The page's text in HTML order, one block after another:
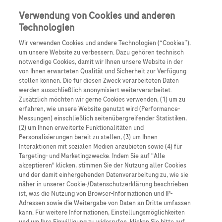
Anmelden
Studiengeflüster - DER Podcast für alle, die
Verwendung von Cookies und anderen
Technologien
Wir verwenden Cookies und andere Technologien (“Cookies”),
um unsere Website zu verbessern. Dazu gehören technisch
notwendige Cookies, damit wir Ihnen unsere Website in der
von Ihnen erwarteten Qualität und Sicherheit zur Verfügung
stellen können. Die für diesen Zweck verarbeiteten Daten
werden ausschließlich anonymisiert weiterverarbeitet.
Zusätzlich möchten wir gerne Cookies verwenden, (1) um zu
erfahren, wie unsere Website genutzt wird (Performance-
Messungen) einschließlich seitenübergreifender Statistiken,
(2) um Ihnen erweiterte Funktionalitäten und
Personalisierungen bereit zu stellen, (3) um Ihnen
Interaktionen mit sozialen Medien anzubieten sowie (4) für
Targeting- und Marketingzwecke. Indem Sie auf "Alle
akzeptieren" klicken, stimmen Sie der Nutzung aller Cookies
und der damit einhergehenden Datenverarbeitung zu, wie sie
näher in unserer Cookie-/Datenschutzerklärung beschrieben
ist, was die Nutzung von Browser-Informationen und IP-
Adressen sowie die Weitergabe von Daten an Dritte umfassen
kann. Für weitere Informationen, Einstellungsmöglichkeiten